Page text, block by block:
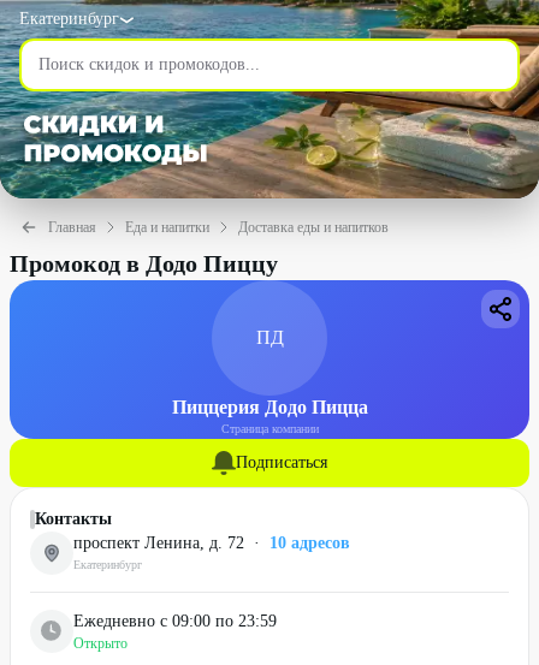
Екатеринбург
Главная Еда и напитки Доставка еды и напитков
Промокод в Додо Пиццу
ПД
Пиццерия Додо Пицца
Страница компании
Подписаться
Контакты
проспект Ленина, д. 72 · 10 адресов
Екатеринбург
Ежедневно с 09:00 по 23:59
Открыто